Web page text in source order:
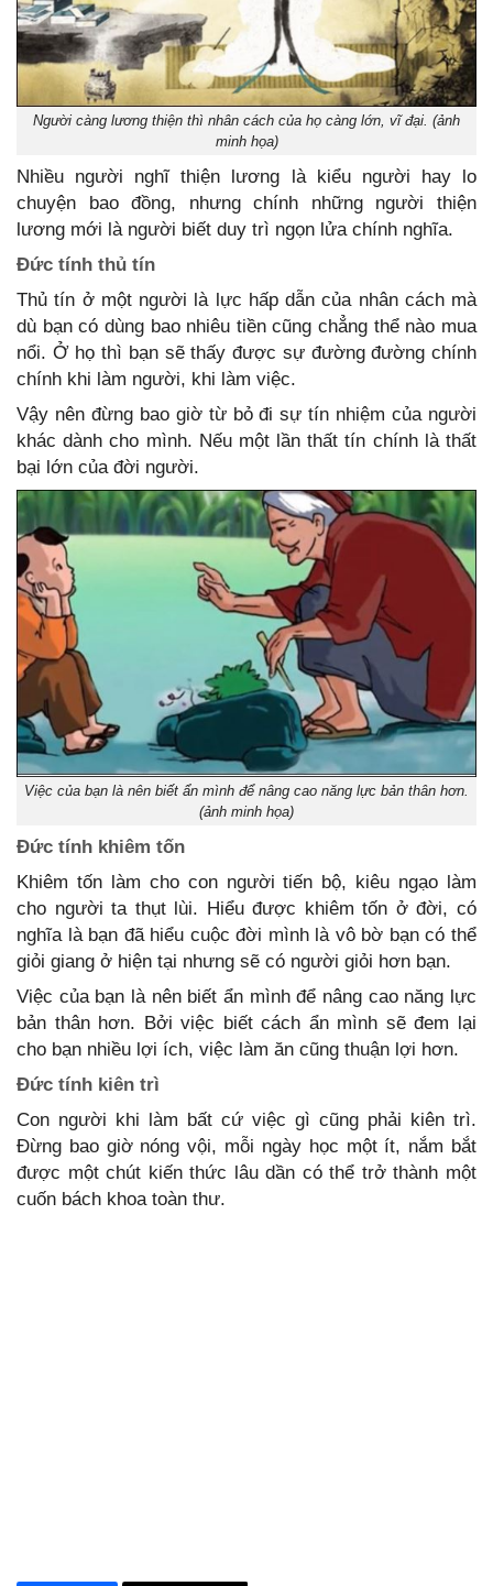
Người càng lương thiện thì nhân cách của họ càng lớn, vĩ đại. (ảnh
minh họa)
Nhiều người nghĩ thiện lương là kiểu người hay lo
chuyện bao đồng, nhưng chính những người thiện
lương mới là người biết duy trì ngọn lửa chính nghĩa.
Đức tính thủ tín
Thủ tín ở một người là lực hấp dẫn của nhân cách mà
dù bạn có dùng bao nhiêu tiền cũng chẳng thể nào mua
nổi. Ở họ thì bạn sẽ thấy được sự đường đường chính
chính khi làm người, khi làm việc.
Vậy nên đừng bao giờ từ bỏ đi sự tín nhiệm của người
khác dành cho mình. Nếu một lần thất tín chính là thất
bại lớn của đời người.
Việc của bạn là nên biết ẩn mình để nâng cao năng lực bản thân hơn.
(ảnh minh họa)
Đức tính khiêm tốn
Khiêm tốn làm cho con người tiến bộ, kiêu ngạo làm
cho người ta thụt lùi. Hiểu được khiêm tốn ở đời, có
nghĩa là bạn đã hiểu cuộc đời mình là vô bờ bạn có thể
giỏi giang ở hiện tại nhưng sẽ có người giỏi hơn bạn.
Việc của bạn là nên biết ẩn mình để nâng cao năng lực
bản thân hơn. Bởi việc biết cách ẩn mình sẽ đem lại
cho bạn nhiều lợi ích, việc làm ăn cũng thuận lợi hơn.
Đức tính kiên trì
Con người khi làm bất cứ việc gì cũng phải kiên trì.
Đừng bao giờ nóng vội, mỗi ngày học một ít, nắm bắt
được một chút kiến thức lâu dần có thể trở thành một
cuốn bách khoa toàn thư.